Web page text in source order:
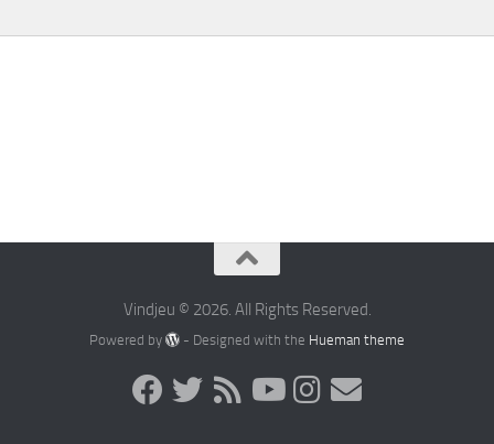
Vindjeu © 2026. All Rights Reserved.
Powered by - Designed with the Hueman theme